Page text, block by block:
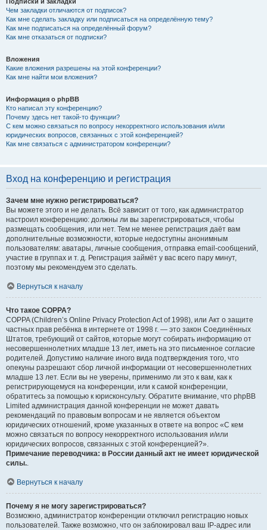
Чем закладки отличаются от подписок?
Как мне сделать закладку или подписаться на определённую тему?
Как мне подписаться на определённый форум?
Как мне отказаться от подписки?
Вложения
Какие вложения разрешены на этой конференции?
Как мне найти мои вложения?
Информация о phpBB
Кто написал эту конференцию?
Почему здесь нет такой-то функции?
С кем можно связаться по вопросу некорректного использования и/или
юридических вопросов, связанных с этой конференцией?
Как мне связаться с администратором конференции?
Вход на конференцию и регистрация
Зачем мне нужно регистрироваться?
Вы можете этого и не делать. Всё зависит от того, как администратор
настроил конференцию: должны ли вы зарегистрироваться, чтобы
размещать сообщения, или нет. Тем не менее регистрация даёт вам
дополнительные возможности, которые недоступны анонимным
пользователям: аватары, личные сообщения, отправка email-сообщений,
участие в группах и т. д. Регистрация займёт у вас всего пару минут,
поэтому мы рекомендуем это сделать.
Вернуться к началу
Что такое COPPA?
COPPA (Children’s Online Privacy Protection Act of 1998), или Акт о защите
частных прав ребёнка в интернете от 1998 г. — это закон Соединённых
Штатов, требующий от сайтов, которые могут собирать информацию от
несовершеннолетних младше 13 лет, иметь на это письменное согласие
родителей. Допустимо наличие иного вида подтверждения того, что
опекуны разрешают сбор личной информации от несовершеннолетних
младше 13 лет. Если вы не уверены, применимо ли это к вам, как к
регистрирующемуся на конференции, или к самой конференции,
обратитесь за помощью к юрисконсульту. Обратите внимание, что phpBB
Limited администрация данной конференции не может давать
рекомендаций по правовым вопросам и не является объектом
юридических отношений, кроме указанных в ответе на вопрос «С кем
можно связаться по вопросу некорректного использования и/или
юридических вопросов, связанных с этой конференцией?».
Примечание переводчика: в России данный акт не имеет юридической
силы..
Вернуться к началу
Почему я не могу зарегистрироваться?
Возможно, администратор конференции отключил регистрацию новых
пользователей. Также возможно, что он заблокировал ваш IP-адрес или